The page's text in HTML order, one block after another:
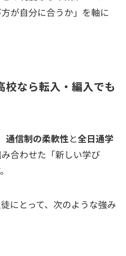
が自分に合うか」を軸に
校なら転入・編入でも
通信制の柔軟性と全日通学
合わせた「新しい学び
にとって、次のような強み